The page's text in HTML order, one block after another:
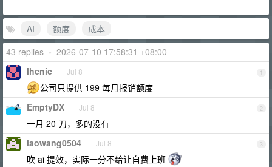
AI 额度
成本
43 replies • 2026-07-10 17:58:31 +08:00
1
lhcnic Jul 8
公司只提供 199 每月报销额度
2
EmptyDX Jul 8
一月 20 刀，多的没有
3
laowang0504 Jul 8
吹 ai 提效，实际一分不给让自费上班